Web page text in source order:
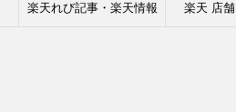
楽天れび記事・楽天情報 楽天 店